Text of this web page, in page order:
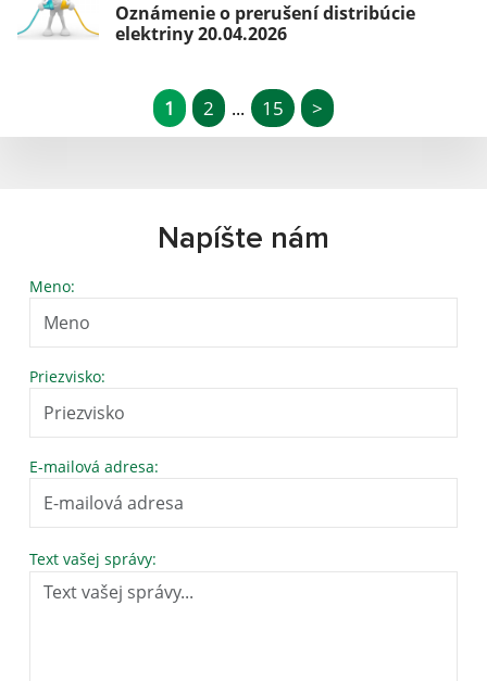
Oznámenie o prerušení distribúcie
elektriny 20.04.2026
1 2 ... 15 >
Napíšte nám
Meno:
Priezvisko:
E-mailová adresa:
Text vašej správy: